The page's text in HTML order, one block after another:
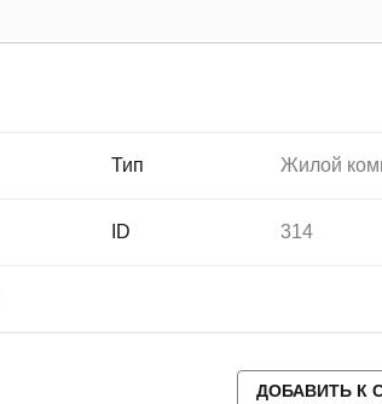
Тип Жилой
ID 314
ДОБАВИТЬ К